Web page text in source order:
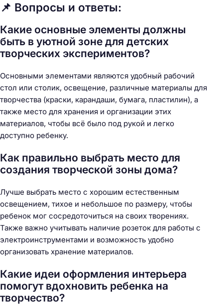
📌 Вопросы и ответы:
Какие основные элементы должны
быть в уютной зоне для детских
творческих экспериментов?
Основными элементами являются удобный рабочий
стол или столик, освещение, различные материалы для
творчества (краски, карандаши, бумага, пластилин), а
также место для хранения и организации этих
материалов, чтобы всё было под рукой и легко
доступно ребенку.
Как правильно выбрать место для
создания творческой зоны дома?
Лучше выбрать место с хорошим естественным
освещением, тихое и небольшое по размеру, чтобы
ребенок мог сосредоточиться на своих творениях.
Также важно учитывать наличие розеток для работы с
электроинструментами и возможность удобно
организовать хранение материалов.
Какие идеи оформления интерьера
помогут вдохновить ребенка на
творчество?